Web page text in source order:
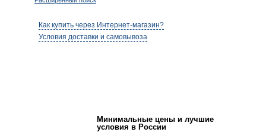
Как купить через Интернет-магазин?
Условия доставки и самовывоза
Минимальные цены и лучшие
условия в России